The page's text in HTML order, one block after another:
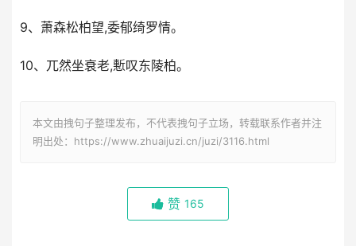
9、萧森松柏望,委郁绮罗情。
10、兀然坐衰老,慙叹东陵柏。
本文由拽句子整理发布，不代表拽句子立场，转载联系作者并注
明出处：https://www.zhuaijuzi.cn/juzi/3116.html
赞 165